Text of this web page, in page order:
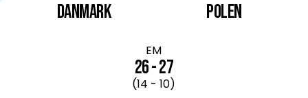
DANMARK
EM
26 - 27
(14 - 10)
Polen